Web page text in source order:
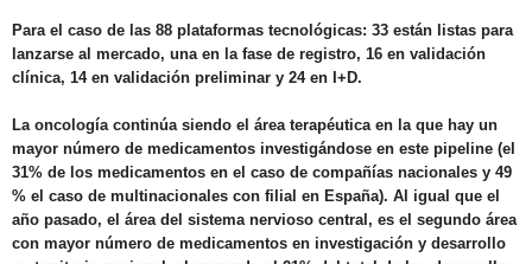
Para el caso de las 88 plataformas tecnológicas: 33 están listas para
lanzarse al mercado, una en la fase de registro, 16 en validación
clínica, 14 en validación preliminar y 24 en I+D.
La oncología continúa siendo el área terapéutica en la que hay un
mayor número de medicamentos investigándose en este pipeline (el
31% de los medicamentos en el caso de compañías nacionales y 49
% el caso de multinacionales con filial en España). Al igual que el
año pasado, el área del sistema nervioso central , es el segundo área
con mayor número de medicamentos en investigación y desarrollo